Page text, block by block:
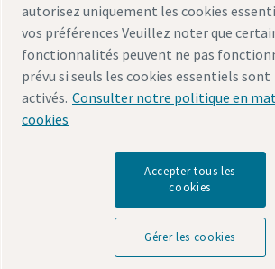
Mentions légales et déclaration de
Gérer les cookiesAccessibilitéPlan du site
© 2026 Atlas Copco AB
Découvrez comment le groupe Atlas
œuvre une technologie qui transforme
Visitez le site Web Atlas Copco Group
autorisez uniquement les cookies
vos préférences Veuillez noter que
fonctionnalités peuvent ne pas
prévu si seuls les cookies essentiels sont
activés. Consulter notre politique en
cookies
Accepter tous les
cookies
Gérer les cookies